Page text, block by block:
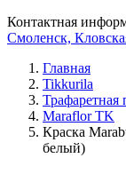
Контактная
Смоленск,
Главная
Tikkurila
Трафаретная
Maraflor TK
Краска
белый)